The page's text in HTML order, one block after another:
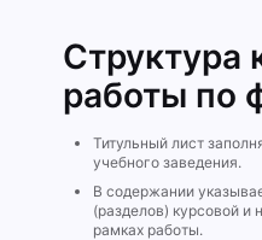
Структура
работы по
Титульный лист
учебного заведения.
В содержании
(разделов) курсовой и
рамках работы.